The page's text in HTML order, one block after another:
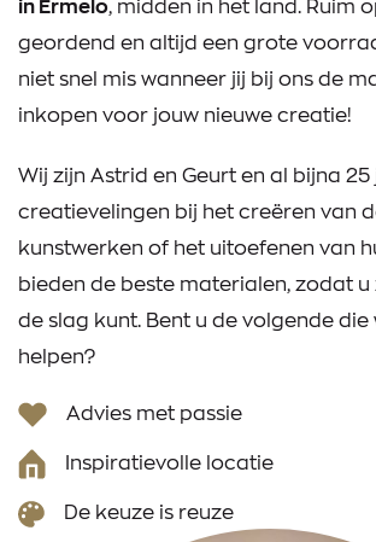
in Ermelo, midden in het land. Ruim
geordend en altijd een grote
niet snel mis wanneer jij bij ons de
inkopen voor jouw nieuwe creatie!
Wij zijn Astrid en Geurt en al bijna
creatievelingen bij het creëren van
kunstwerken of het uitoefenen van
bieden de beste materialen, zodat
de slag kunt. Bent u de volgende die
helpen?
Advies met passie
Inspiratievolle locatie
De keuze is reuze